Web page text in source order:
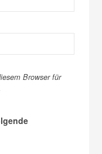
Browser für